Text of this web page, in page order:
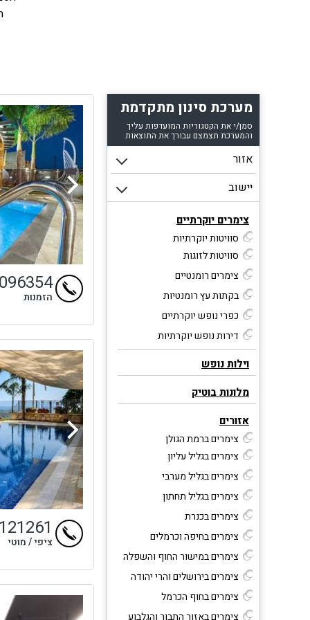
מערכת סינון מתקדמת
סמן/י את הקטגוריות המועדפות עליך
והמערכת תצמצם עבורך את התוצאות
צימרים יוקרתיים
סוויטות יוקרתיות
סוויטות לזוגות
צימרים רומנטיים
בקתות עץ רומנטיות
כפרי נופש יוקרתיים
דירות נופש יוקרתיות
וילות נופש
מלונות בוטיק
אזורים
צימרים ברמת הגולן
צימרים בגליל עליון
צימרים בגליל מערבי
צימרים בגליל תחתון
צימרים בכנרת
צימרים בחיפה וכרמלים
צימרים במישור החוף והשפלה
צימרים בירושלים והרי יהודה
צימרים בחוף הכרמל
צימרים באזור התבור והגלבוע
הזמנות
ציפי / מוטי